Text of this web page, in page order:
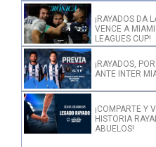
¡RAYADOS DA
VENCE A
LEAGUES CUP!
¡RAYADOS,
ANTE INTER
¡COMPARTE Y
HISTORIA
ABUELOS!